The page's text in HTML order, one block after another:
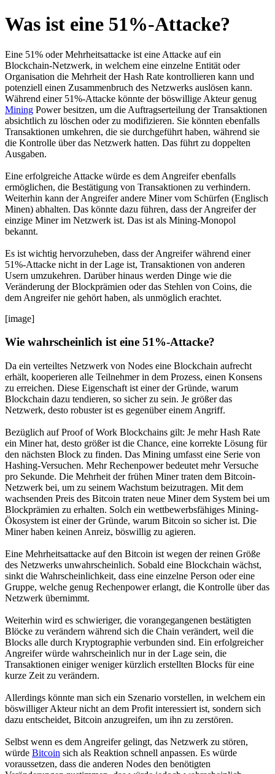
Was ist eine 51%-Attacke?
Eine 51% oder Mehrheitsattacke ist eine Attacke auf ein
Blockchain-Netzwerk, in welchem eine einzelne Entität oder
Organisation die Mehrheit der Hash Rate kontrollieren kann und
potenziell einen Zusammenbruch des Netzwerks auslösen kann.
Während einer 51%-Attacke könnte der böswillige Akteur genug
Mining Power besitzen, um die Auftragserteilung der Transaktionen
absichtlich zu löschen oder zu modifizieren. Sie könnten ebenfalls
Transaktionen umkehren, die sie durchgeführt haben, während sie
die Kontrolle über das Netzwerk hatten. Das führt zu doppelten
Ausgaben.
Eine erfolgreiche Attacke würde es dem Angreifer ebenfalls
ermöglichen, die Bestätigung von Transaktionen zu verhindern.
Weiterhin kann der Angreifer andere Miner vom Schürfen (Englisch
Minen) abhalten. Das könnte dazu führen, dass der Angreifer der
einzige Miner im Netzwerk ist. Das ist als Mining-Monopol
bekannt.
Es ist wichtig hervorzuheben, dass der Angreifer während einer
51%-Attacke nicht in der Lage ist, Transaktionen von anderen
Usern umzukehren. Darüber hinaus werden Dinge wie die
Veränderung der Blockprämien oder das Stehlen von Coins, die
dem Angreifer nie gehört haben, als unmöglich erachtet.
[image]
Wie wahrscheinlich ist eine 51%-Attacke?
Da ein verteiltes Netzwerk von Nodes eine Blockchain aufrecht
erhält, kooperieren alle Teilnehmer in dem Prozess, einen Konsens
zu erreichen. Diese Eigenschaft ist einer der Gründe, warum
Blockchain dazu tendieren, so sicher zu sein. Je größer das
Netzwerk, desto robuster ist es gegenüber einem Angriff.
Bezüglich auf Proof of Work Blockchains gilt: Je mehr Hash Rate
ein Miner hat, desto größer ist die Chance, eine korrekte Lösung für
den nächsten Block zu finden. Das Mining umfasst eine Serie von
Hashing-Versuchen. Mehr Rechenpower bedeutet mehr Versuche
pro Sekunde. Die Mehrheit der frühen Miner traten dem Bitcoin-
Netzwerk bei, um zu seinem Wachstum beizutragen. Mit dem
wachsenden Preis des Bitcoin traten neue Miner dem System bei um
Blockprämien zu erhalten. Solch ein wettbewerbsfähiges Mining-
Ökosystem ist einer der Gründe, warum Bitcoin so sicher ist. Die
Miner haben keinen Anreiz, böswillig zu agieren.
Eine Mehrheitsattacke auf den Bitcoin ist wegen der reinen Größe
des Netzwerks unwahrscheinlich. Sobald eine Blockchain wächst,
sinkt die Wahrscheinlichkeit, dass eine einzelne Person oder eine
Gruppe, welche genug Rechenpower erlangt, die Kontrolle über das
Netzwerk übernimmt.
Weiterhin wird es schwieriger, die vorangegangenen bestätigten
Blöcke zu verändern während sich die Chain verändert, weil die
Blocks alle durch Kryptographie verbunden sind. Ein erfolgreicher
Angreifer würde wahrscheinlich nur in der Lage sein, die
Transaktionen einiger weniger kürzlich erstellten Blocks für eine
kurze Zeit zu verändern.
Allerdings könnte man sich ein Szenario vorstellen, in welchem ein
böswilliger Akteur nicht an dem Profit interessiert ist, sondern sich
dazu entscheidet, Bitcoin anzugreifen, um ihn zu zerstören.
Selbst wenn es dem Angreifer gelingt, das Netzwerk zu stören,
würde Bitcoin sich als Reaktion schnell anpassen. Es würde
voraussetzen, dass die anderen Nodes den benötigten